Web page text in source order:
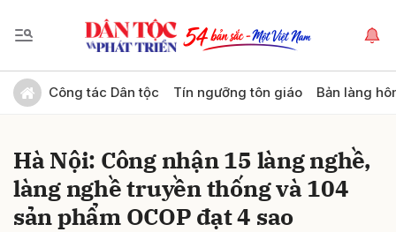
Công tác Dân tộc Tín ngưỡng tôn giáo Bản làng
Hà Nội: Công nhận 15 làng nghề,
làng nghề truyền thống và 104
sản phẩm OCOP đạt 4 sao
Gửi bình luận